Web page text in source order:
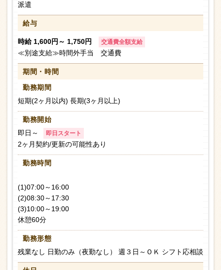
派遣
給与
時給 1,600円～ 1,750円 交通費全額支給
≪別途支給≫時間外手当 交通費
期間・時間
勤務期間
短期(2ヶ月以内) 長期(3ヶ月以上)
勤務開始
即日～
即日スタート
2ヶ月契約/更新の可能性あり
勤務時間
(1)07:00～16:00
(2)08:30～17:30
(3)10:00～19:00
休憩60分
勤務形態
残業なし 日勤のみ（夜勤なし） 週３日～ＯＫ シフト応相談